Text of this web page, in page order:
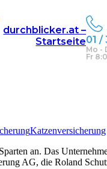
durchblicker.at –
Startseite01 /
Mo -
Fr
Katzenversicherung
an. Das
AG, die Roland